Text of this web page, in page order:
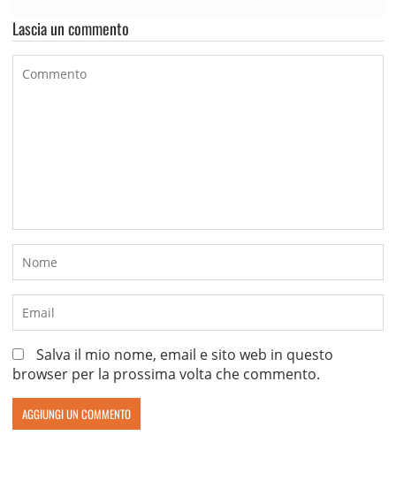
Lascia un commento
Salva il mio nome, email e sito web in questo
browser per la prossima volta che commento.